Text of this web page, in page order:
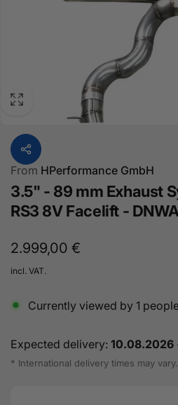
From HPerformance GmbH
3.5" - 89 mm Exhaust
RS3 8V Facelift -
Normal
price
2.999,00 €
incl. VAT.
Currently viewed by 1
Expected delivery: 10.08.2026
* International delivery times may vary.